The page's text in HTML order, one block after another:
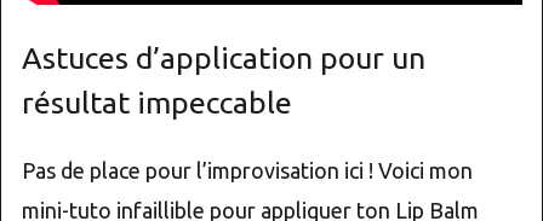
Astuces d’application pour un
résultat impeccable
Pas de place pour l’improvisation ici ! Voici mon
mini-tuto infaillible pour appliquer ton Lip Balm